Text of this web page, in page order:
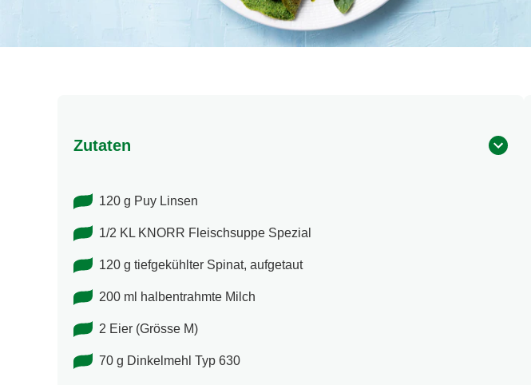
Zutaten
120 g Puy Linsen
1/2 KL KNORR Fleischsuppe Spezial
120 g tiefgekühlter Spinat, aufgetaut
200 ml halbentrahmte Milch
2 Eier (Grösse M)
70 g Dinkelmehl Typ 630